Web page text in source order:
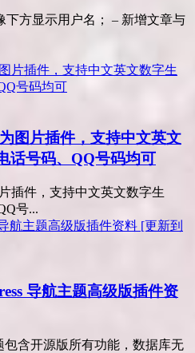
下方显示用户名； – 新增文章与
图片插件，支持中文英文
话号码、QQ号码均可
插件，支持中文英文数字生
号...
导航主题高级版插件资
包含开源版所有功能，数据库无